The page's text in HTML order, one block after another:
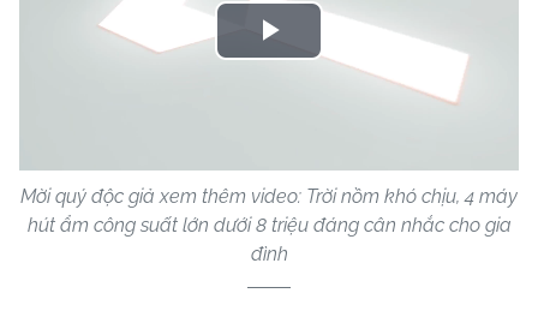
Play
Mời quý độc giả xem thêm video: Trời nồm khó chịu, 4 máy
hút ẩm công suất lớn dưới 8 triệu đáng cân nhắc cho gia
đình